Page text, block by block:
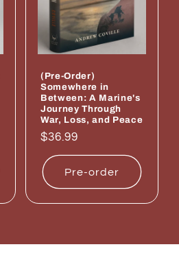
(Pre-Order)
Somewhere in
Between: A Marine's
Journey Through
War, Loss, and Peace
Precio
habitual
$36.99
Pre-order